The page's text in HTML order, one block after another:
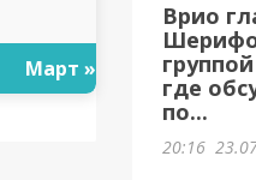
Март »
Врио
где
по...
20:16